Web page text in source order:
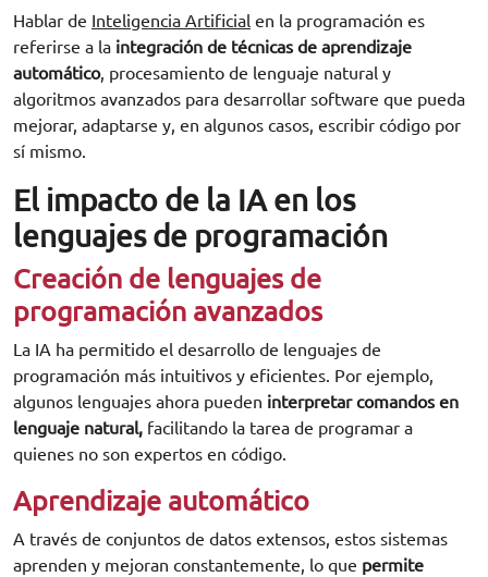
Hablar de Inteligencia Artificial en la programación es
referirse a la integración de técnicas de aprendizaje
automático, procesamiento de lenguaje natural y
algoritmos avanzados para desarrollar software que pueda
mejorar, adaptarse y, en algunos casos, escribir código por
sí mismo.
El impacto de la IA en los
lenguajes de programación
Creación de lenguajes de
programación avanzados
La IA ha permitido el desarrollo de lenguajes de
programación más intuitivos y eficientes. Por ejemplo,
algunos lenguajes ahora pueden interpretar comandos en
lenguaje natural, facilitando la tarea de programar a
quienes no son expertos en código.
Aprendizaje automático
A través de conjuntos de datos extensos, estos sistemas
aprenden y mejoran constantemente, lo que permite